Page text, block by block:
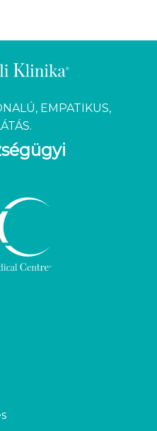
EMPATIKUS,